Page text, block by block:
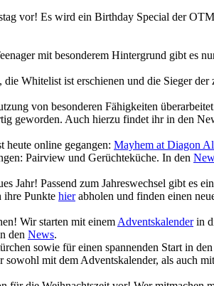
vor! Es wird ein Birthday Special der
mit besonderem Hintergrund gibt es
die Whitelist ist erschienen und die Sieger
von besonderen Fähigkeiten
geworden. Auch hierzu findet ihr in den
heute online gegangen: Mayhem at Diagon
Pairview und Gerüchteküche. In den
Jahr! Passend zum Jahreswechsel gibt es
ihre Punkte hierabholen und finden einen
Wir starten mit einem Adventskalenderin
den News.
sowie für einen spannenden Start in
sowohl mit dem Adventskalender, als auch